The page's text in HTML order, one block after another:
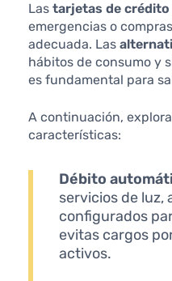
Lastarjetas de crédito
emergencias o
adecuada. Las
hábitos de consumo y
es fundamental para
A continuación,
características:
Débito
servicios de luz,
configurados
evitas cargos
activos.